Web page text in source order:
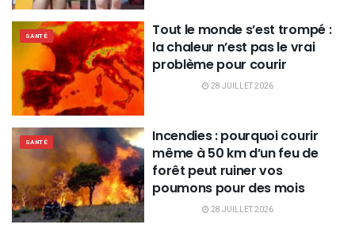
SANTÉ
Tout le monde s’est trompé :
la chaleur n’est pas le vrai
problème pour courir
28 JUILLET 2026
SANTÉ
Incendies : pourquoi courir
même à 50 km d’un feu de
forêt peut ruiner vos
poumons pour des mois
28 JUILLET 2026